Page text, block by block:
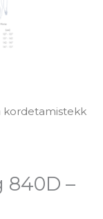
kordetamistekk
840D –